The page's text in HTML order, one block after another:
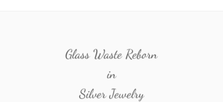
Glass Waste Reborn
in
Silver Jewelry